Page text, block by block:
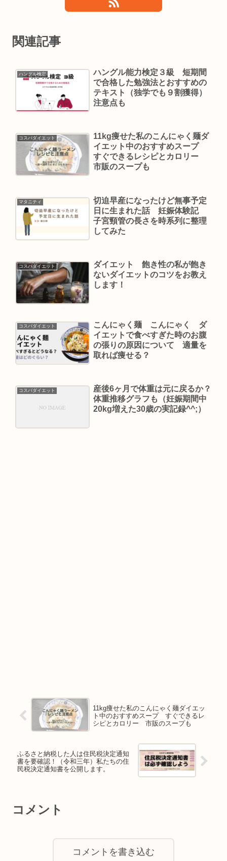
関連記事
ハングル検定
ハングル能力検定３級 短期間
で合格した勉強法とおすすめの
テキスト（独学でも９割獲得）
注意点も
コスパダイエット
11kg痩せた私のこんにゃく麺ダ
イエット中のおすすめスープ
すぐできるレシピとカロリー
市販のスープも
マタニティ
切迫早産になったけど無事予定
日に生まれた話 妊娠体験記
子宮頸管の長さを時系列に整理
してみた
コスパダイエット
ダイエット 飽き性の私が飽き
ないダイエットのコツをお教え
します！
コスパダイエット
こんにゃく麺 こんにゃく ダ
イエットで食べすぎた時のお腹
の張りの原因について 適量を
取れば痩せる？
コスパダイエット
産後6ヶ月で体重は元に戻るか？
体重推移グラフも（妊娠期間中
20kg増えた30歳の実記録^^;）
11kg痩せた私のこんにゃく麺ダイエッ
ト中のおすすめスープ すぐできるレ
シピとカロリー 市販のスープも
ふるさと納税した人は住民税決定通知
書を要確認！（令和三年）私たちの住
民税決定通知書を公開します。
コメント
コメントを書き込む